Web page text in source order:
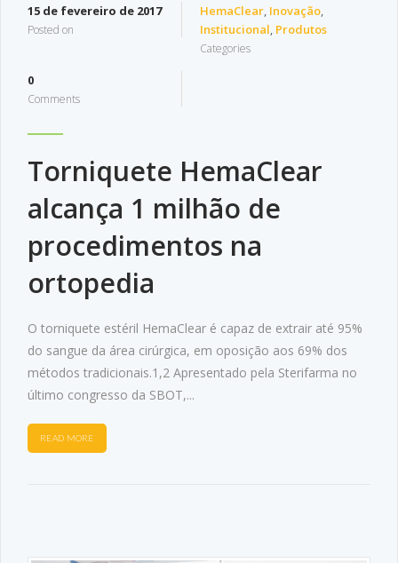
15 de fevereiro de 2017
Posted on
HemaClear, Inovação,
Institucional, Produtos
Categories
0
Comments
Torniquete HemaClear
alcança 1 milhão de
procedimentos na
ortopedia
O torniquete estéril HemaClear é capaz de extrair até 95%
do sangue da área cirúrgica, em oposição aos 69% dos
métodos tradicionais.1,2 Apresentado pela Sterifarma no
último congresso da SBOT,...
READ MORE